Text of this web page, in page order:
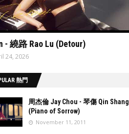
- 繞路 Rao Lu (Detour)
24, 2026
熱門
周杰倫 Jay Chou - 琴傷 Qin Shang
(Piano of Sorrow)
November 11, 2011